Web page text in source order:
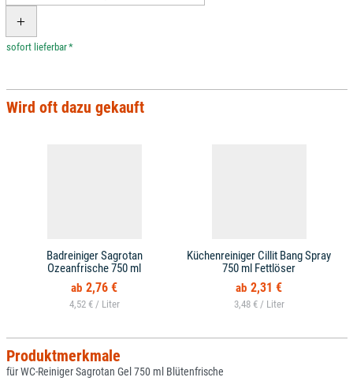
*
Wird oft dazu gekauft
Badreiniger Sagrotan
Ozeanfrische 750 ml
2,76 €
4,52 € /
Küchenreiniger Cillit Bang Spray
750 ml Fettlöser
2,31 €
3,48 € /
Produktmerkmale
für WC-Reiniger Sagrotan Gel 750 ml Blütenfrische